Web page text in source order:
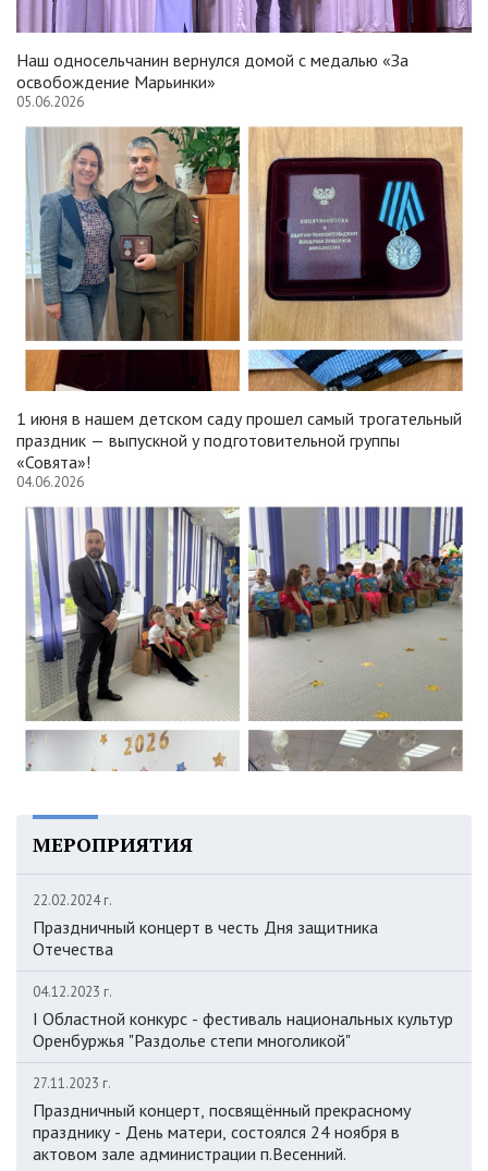
Наш односельчанин вернулся домой с медалью «За
освобождение Марьинки»
05.06.2026
1 июня в нашем детском саду прошел самый трогательный
праздник — выпускной у подготовительной группы
«Совята»!
04.06.2026
МЕРОПРИЯТИЯ
22.02.2024 г.
Праздничный концерт в честь Дня защитника
Отечества
04.12.2023 г.
I Областной конкурс - фестиваль национальных культур
Оренбуржья "Раздолье степи многоликой"
27.11.2023 г.
Праздничный концерт, посвящённый прекрасному
празднику - День матери, состоялся 24 ноября в
актовом зале администрации п.Весенний.